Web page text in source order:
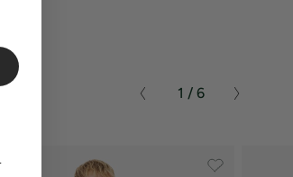
1 / 6